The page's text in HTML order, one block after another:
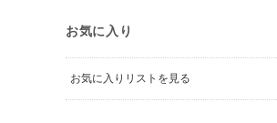
お気に入り
お気に入りリストを見る